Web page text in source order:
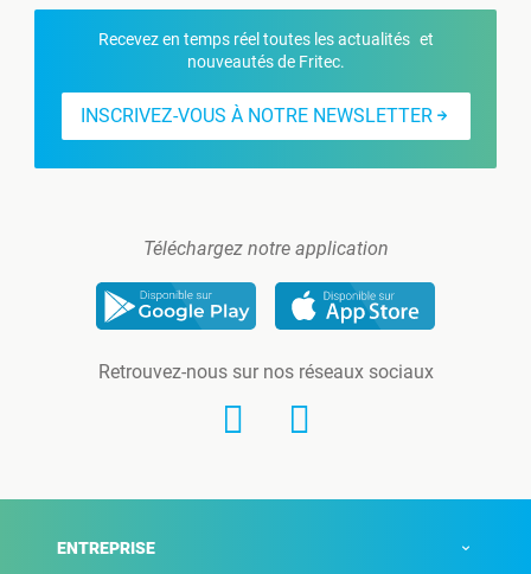
Recevez en temps réel toutes les actualités et
nouveautés de Fritec.
INSCRIVEZ-VOUS À NOTRE NEWSLETTER
Téléchargez notre application
Retrouvez-nous sur nos réseaux sociaux
ENTREPRISE